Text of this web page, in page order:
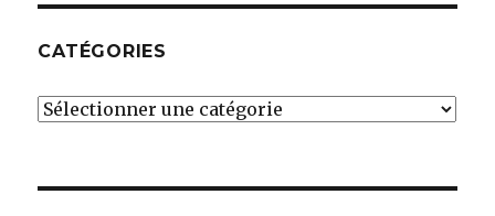
CATÉGORIES
Catégories